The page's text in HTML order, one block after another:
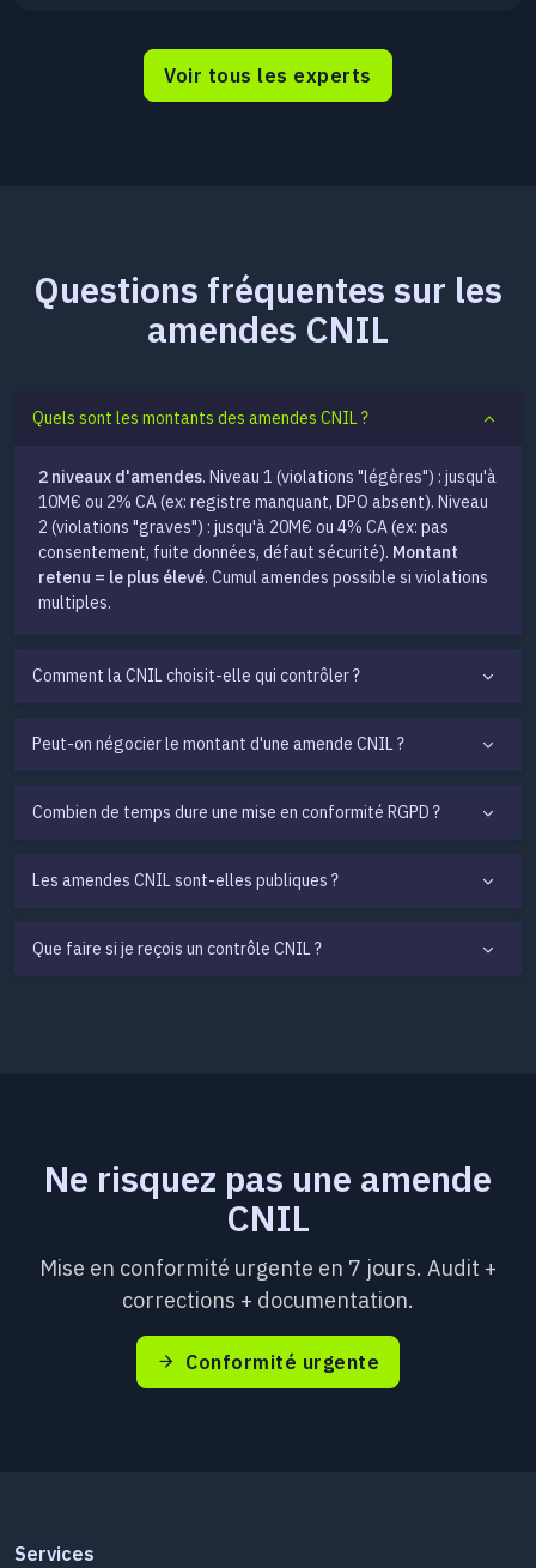
Voir tous les experts
Questions fréquentes sur les
amendes CNIL
Quels sont les montants des amendes CNIL ?
2 niveaux d'amendes. Niveau 1 (violations "légères") : jusqu'à
10M€ ou 2% CA (ex: registre manquant, DPO absent). Niveau
2 (violations "graves") : jusqu'à 20M€ ou 4% CA (ex: pas
consentement, fuite données, défaut sécurité). Montant
retenu = le plus élevé. Cumul amendes possible si violations
multiples.
Comment la CNIL choisit-elle qui contrôler ?
Peut-on négocier le montant d'une amende CNIL ?
Combien de temps dure une mise en conformité RGPD ?
Les amendes CNIL sont-elles publiques ?
Que faire si je reçois un contrôle CNIL ?
Ne risquez pas une amende
CNIL
Mise en conformité urgente en 7 jours. Audit +
corrections + documentation.
Conformité urgente
Services